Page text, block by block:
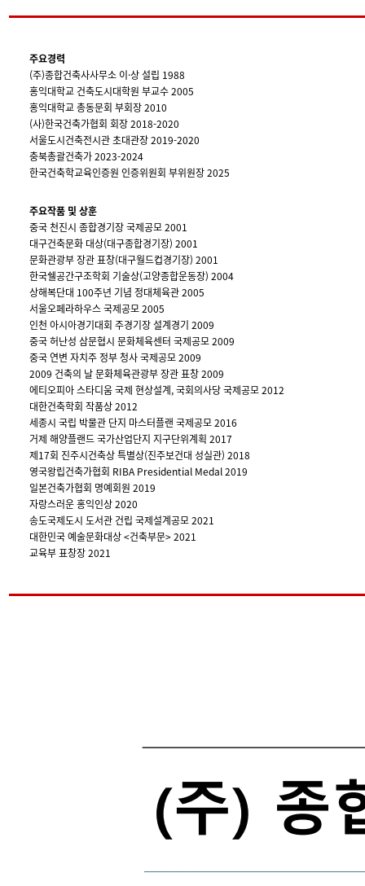
주요경력
(주)종합건축사사무소 이·상 설립 1988
홍익대학교 건축도시대학원 부교수 2005
홍익대학교 총동문회 부회장 2010
(사)한국건축가협회 회장 2018-2020
서울도시건축전시관 초대관장 2019-2020
충북총괄건축가 2023-2024
한국건축학교육인증원 인증위원회 부위원장 2025
주요작품 및 상훈
중국 천진시 종합경기장 국제공모 2001
대구건축문화 대상(대구종합경기장) 2001
문화관광부 장관 표창(대구월드컵경기장) 2001
한국쉘공간구조학회 기술상(고양종합운동장) 2004
상해복단대 100주년 기념 정대체육관 2005
서울오페라하우스 국제공모 2005
인천 아시아경기대회 주경기장 설계경기 2009
중국 허난성 삼문협시 문화체육센터 국제공모 2009
중국 연변 자치주 정부 청사 국제공모 2009
2009 건축의 날 문화체육관광부 장관 표창 2009
에티오피아 스타디움 국제 현상설계, 국회의사당 국제공모 2012
대한건축학회 작품상 2012
세종시 국립 박물관 단지 마스터플랜 국제공모 2016
거제 해양플랜드 국가산업단지 지구단위계획 2017
제17회 진주시건축상 특별상(진주보건대 성실관) 2018
영국왕립건축가협회 RIBA Presidential Medal 2019
일본건축가협회 명예회원 2019
자랑스러운 홍익인상 2020
송도국제도시 도서관 건립 국제설계공모 2021
대한민국 예술문화대상 <건축부문> 2021
교육부 표창장 2021